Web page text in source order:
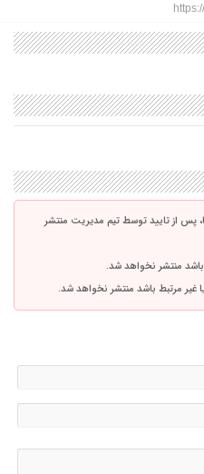
پس از تایید توسط تیم مدیریت منتشر
منتشر نخواهد شد.
غیر مرتبط باشد منتشر نخواهد شد.